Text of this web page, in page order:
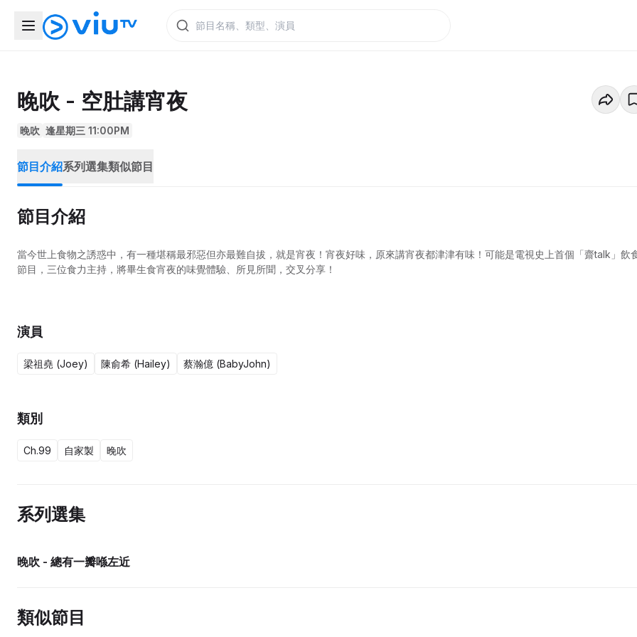
晚吹 - 空肚講宵夜
晚吹 逢星期三 11:00PM
節目介紹系列選集類似節目
節目介紹
當今世上食物之誘惑中，有一種堪稱最邪惡但亦最難自拔，就是宵夜！宵夜好味，原來講宵夜都津津有味！可能是電視史上首個「齋talk」飲
節目，三位食力主持，將畢生食宵夜的味覺體驗、所見所聞，交叉分享！
演員
梁祖堯 (Joey) 陳俞希 (Hailey) 蔡瀚億 (BabyJohn)
類別
Ch.99 自家製 晚吹
系列選集
晚吹 - 總有一瓣喺左近
類似節目